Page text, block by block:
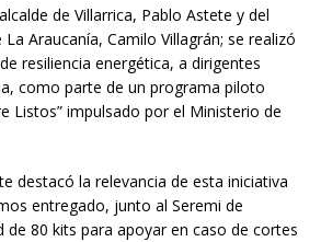
de Villarrica, Pablo Astete y del
Araucanía, Camilo Villagrán; se realizó
resiliencia energética, a dirigentes
como parte de un programa piloto
Listos” impulsado por el Ministerio de
destacó la relevancia de esta iniciativa
entregado, junto al Seremi de
de 80 kits para apoyar en caso de cortes